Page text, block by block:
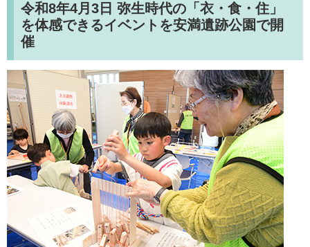
令和8年4月3日 弥生時代の「衣・食・住」
を体感できるイベントを安満遺跡公園で開
催